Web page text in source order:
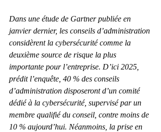
Dans une étude de Gartner publiée en
janvier dernier, les conseils d’administration
considèrent la cybersécurité comme la
deuxième source de risque la plus
importante pour l’entreprise. D’ici 2025,
prédit l’enquête, 40 % des conseils
d’administration disposeront d’un comité
dédié à la cybersécurité, supervisé par un
membre qualifié du conseil, contre moins de
10 % aujourd’hui. Néanmoins, la prise en